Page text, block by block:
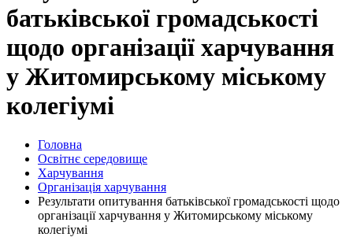
батьківської громадськості
щодо організації харчування
у Житомирському міському
колегіумі
Головна
Освітнє середовище
Харчування
Організація харчування
Результати опитування батьківської громадськості щодо
організації харчування у Житомирському міському
колегіумі